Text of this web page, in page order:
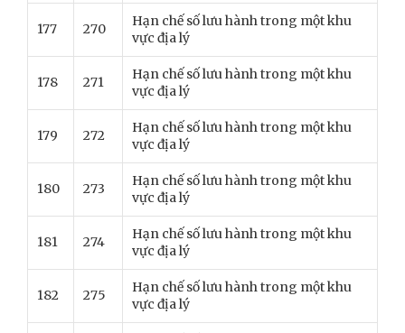
177 270
Hạn chế số lưu hành trong một khu
vực địa lý
178 271
Hạn chế số lưu hành trong một khu
vực địa lý
179 272
Hạn chế số lưu hành trong một khu
vực địa lý
180 273
Hạn chế số lưu hành trong một khu
vực địa lý
181 274
Hạn chế số lưu hành trong một khu
vực địa lý
182 275
Hạn chế số lưu hành trong một khu
vực địa lý